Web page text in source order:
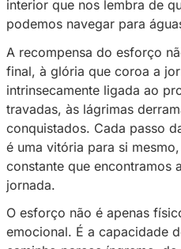
confrontados com
insuperáveis, e é
poder do esforço
à glória, a trajetória
em lições e
Cada obstáculo
ponto de decisão que
deliberadas. O
esses desafios, mas
jornada em direção à